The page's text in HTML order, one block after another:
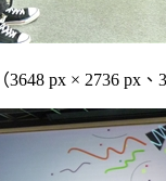
（3648 px × 2736 px、